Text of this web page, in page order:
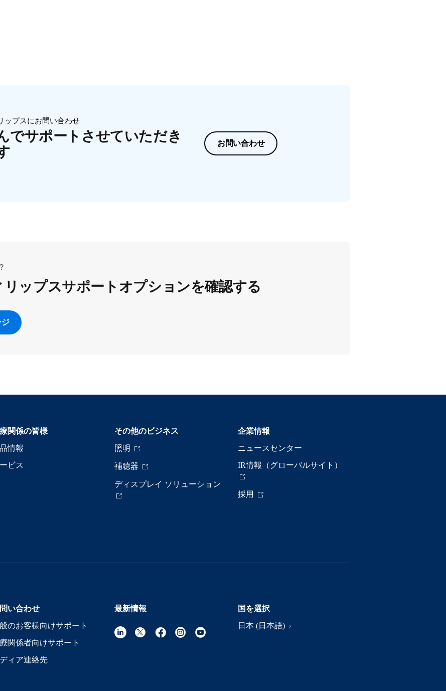
ップスにお問い合わせ
でサポートさせていただき
お問い合わせ
ップスサポートオプションを確認する
関係の皆様
情報
ビス
その他のビジネス
照明
補聴器
ディスプレイ ソリューション
企業情報
ニュースセンター
IR情報（グローバルサイト）
採用
い合わせ
のお客様向けサポート
関係者向けサポート
ィア連絡先
最新情報
国を選択
日本 (日本語)